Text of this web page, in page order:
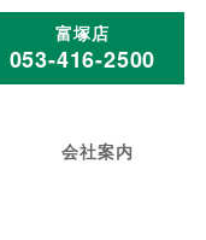
富塚店
053-416-2500
会社案内